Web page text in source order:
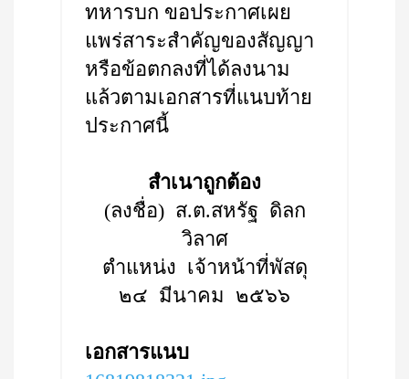
ทหารบก ขอประกาศเผย
แพร่สาระสำคัญของสัญญา
หรือข้อตกลงที่ได้ลงนาม
แล้วตามเอกสารที่แนบท้าย
ประกาศนี้
สำเนาถูกต้อง
(ลงชื่อ) ส.ต.สหรัฐ ดิลก
วิลาศ
ตำแหน่ง เจ้าหน้าที่พัสดุ
๒๔ มีนาคม ๒๕๖๖
เอกสารแนบ